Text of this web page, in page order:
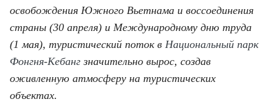
КУЛЬТУРА
ДОБРО ПОЖАЛОВАТЬ ВО
ВЬЕТНАМ
МОСТ ДРУЖБЫ
освобождения Южного Вьетнама и воссоединения
страны (30 апреля) и Международному дню труда
(1 мая), туристический поток в Национальный парк
Фонгня-Кебанг значительно вырос, создав
оживленную атмосферу на туристических
объектах.